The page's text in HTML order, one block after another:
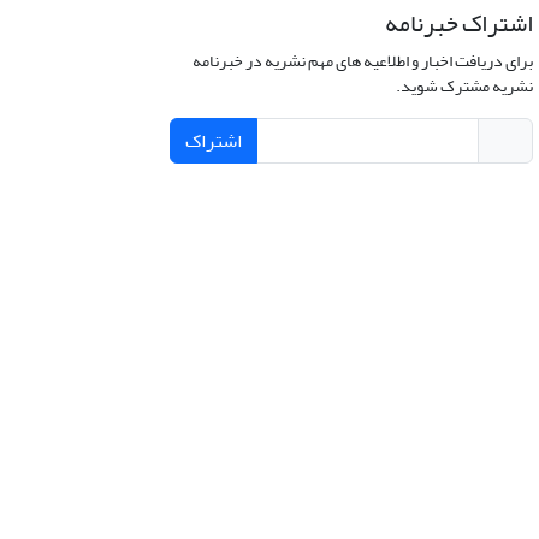
اشتراک خبرنامه
برای دریافت اخبار و اطلاعیه های مهم نشریه در خبرنامه
نشریه مشترک شوید.
اشتراک